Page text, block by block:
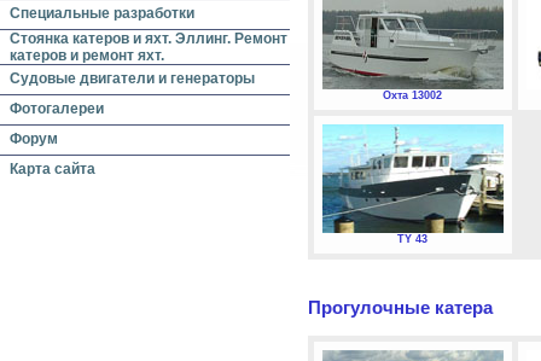
Специальные разработки
Стоянка катеров и яхт. Эллинг. Ремонт
катеров и ремонт яхт.
Судовые двигатели и генераторы
Фотогалереи
Форум
Карта сайта
Охта 13002
TY 43
Прогулочные катера